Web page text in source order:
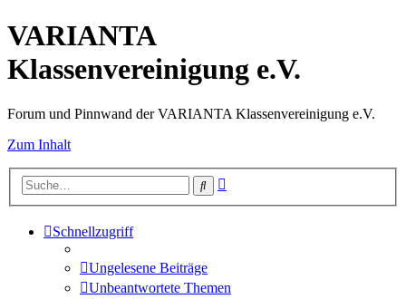
VARIANTA
Klassenvereinigung e.V.
Forum und Pinnwand der VARIANTA Klassenvereinigung e.V.
Zum Inhalt
Suche
Schnellzugriff
Ungelesene Beiträge
Unbeantwortete Themen